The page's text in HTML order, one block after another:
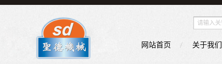
网站首页 关于我们